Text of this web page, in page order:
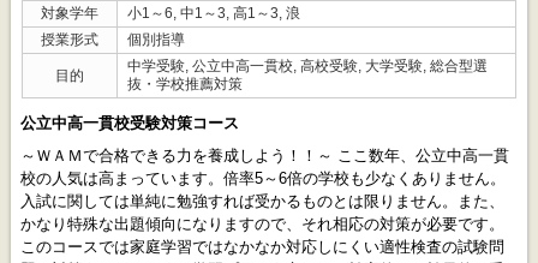
対象学年
小1～6, 中1～3, 高1～3, 浪
授業形式
個別指導
目的
中学受験, 公立中高一貫校, 高校受験, 大学受験, 総合型選
抜・学校推薦対策
公立中高一貫校受験対策コース
～ＷＡＭで合格できる力を養成しよう！！～ ここ数年、公立中高一貫
校の人気は高まっています。倍率5～6倍の学校も少なくありません。
入試に関しては単純に勉強すれば受かるものとは限りません。また、
かなり特殊な出題傾向になりますので、それ相応の対策が必要です。
このコースでは家庭学習ではなかなか対応しにくい適性検査の試験問